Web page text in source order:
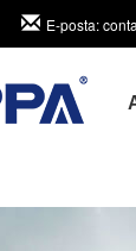
E-posta: